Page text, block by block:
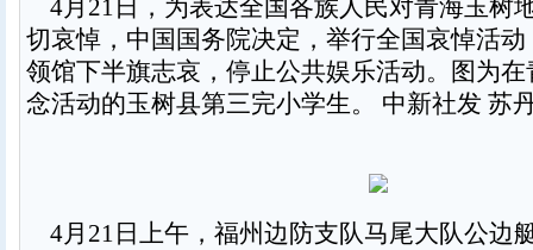
4月21日，为表达全国各族人民对青海玉树
切哀悼，中国国务院决定，举行全国哀悼活
领馆下半旗志哀，停止公共娱乐活动。图为
念活动的玉树县第三完小学生。 中新社发 苏
4月21日上午，福州边防支队马尾大队公边